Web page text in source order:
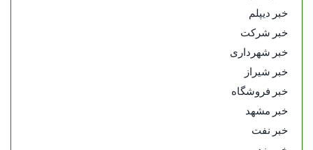
خبر دیپلم
خبر شرکت
خبر شهرداری
خبر شیراز
خبر فروشگاه
خبر مشهد
خبر نفت